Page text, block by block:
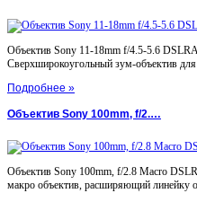
Объектив Sony 11-18mm f/4.5-5.6
Сверхширокоугольный зум-объектив для
Подробнее »
Объектив Sony 100mm, f/2.…
Объектив Sony 100mm, f/2.8 Macro
макро объектив, расширяющий линейку